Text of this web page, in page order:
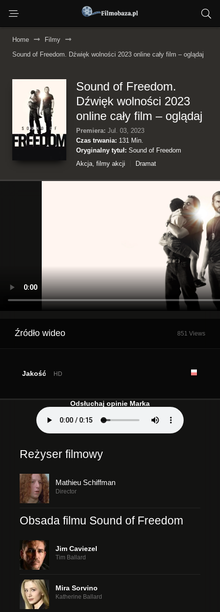
Home
Filmy
Sound of Freedom. Dźwięk wolności 2023 online cały film – oglądaj
Sound of Freedom.
Dźwięk wolności 2023
online cały film – oglądaj
Premiera: Jul. 03, 2023
Czas trwania: 131 Min.
Oryginalny tytuł: Sound of Freedom
Akcja, filmy akcji
Dramat
Źródło wideo 851 Views
Jakość HD
Odsłuchaj opinie Marka
Reżyser filmowy
Mathieu Schiffman
Director
Obsada filmu Sound of Freedom
Jim Caviezel
Tim Ballard
Mira Sorvino
Katherine Ballard